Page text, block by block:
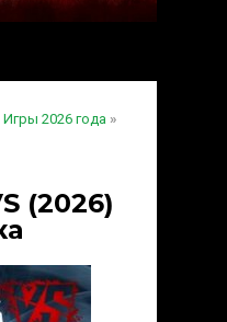
Игры 2026 года »
(2026)